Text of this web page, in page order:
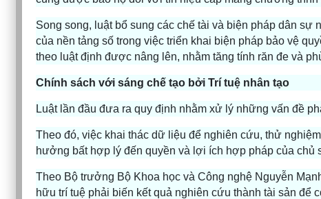
Song song, luật bổ sung các chế tài và biện pháp dân
của nền tảng số trong việc triển khai biện pháp bảo vệ
theo luật định được nâng lên, nhằm tăng tính răn đe và
Chính sách với sáng chế tạo bởi Trí tuệ nhân tạo
Luật lần đầu đưa ra quy định nhằm xử lý những vấn đề
Theo đó, việc khai thác dữ liệu để nghiên cứu, thử
hưởng bất hợp lý đến quyền và lợi ích hợp pháp của
Theo Bộ trưởng Bộ Khoa học và Công nghệ Nguyễn
hữu trí tuệ phải biến kết quả nghiên cứu thành tài sản để